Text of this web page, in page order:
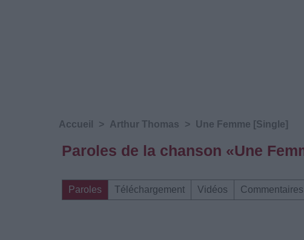
Accueil > Arthur Thomas > Une Femme [Single]
Paroles de la chanson «Une
Paroles Téléchargement Vidéos Commentaires